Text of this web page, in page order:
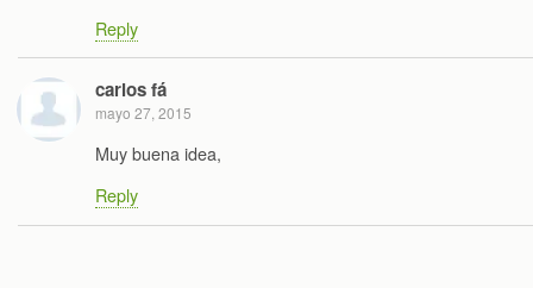
Reply
carlos fá
mayo 27, 2015
Muy buena idea,
Reply